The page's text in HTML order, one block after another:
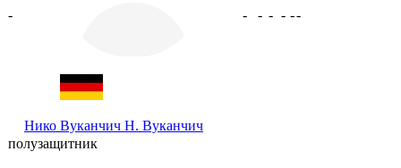
-
Нико Вуканчич Н. Вуканчич
- - - - --
полузащитник